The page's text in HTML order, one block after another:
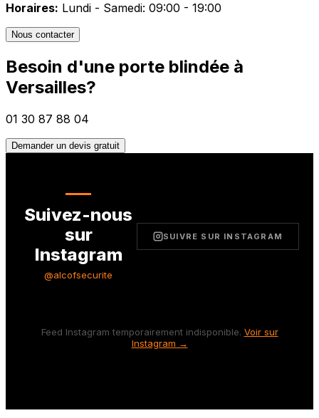
Horaires: Lundi - Samedi: 09:00 - 19:00
Nous contacter
Besoin d'une porte blindée à
Versailles?
01 30 87 88 04
Demander un devis gratuit
Suivez-nous
sur
Instagram
@alcofsecurite
SUIVRE SUR INSTAGRAM
Feed Instagram temporairement indisponible. Voir sur
Instagram →